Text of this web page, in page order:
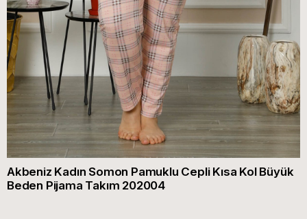
Akbeniz Kadın Somon Pamuklu Cepli Kısa Kol Büyük
Beden Pijama Takım 202004